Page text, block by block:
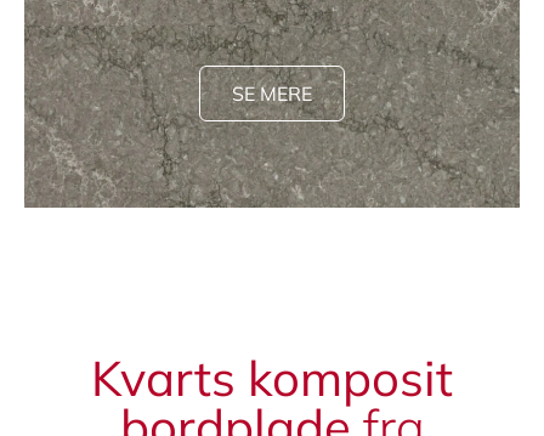
SE MERE
Kvarts komposit